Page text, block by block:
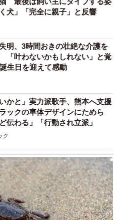
い職場の「謎マナー」、「過剰
土産配り」を抑えた1位は？
由は「周りの目」
歩道 電動キックボードで走行
あわや衝突！ 「歩道走行は道交
と指摘されました【弁護士が解
で見た優先席のマーク 子ど
人、お年寄り… 一つだけ謎の
から黄色なんですね」
】お盆帰省「予定なし」が約半
速バスの「使い分け」が鮮明に